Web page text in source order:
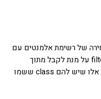
של רשימת אלמנטים עם
סלקטור של jQuery ואז שימוש ב-filter על מנת לקבל מתוך
הרשימה הזו רק את אלו שאנו רוצים, אלו שיש להם class ששמו